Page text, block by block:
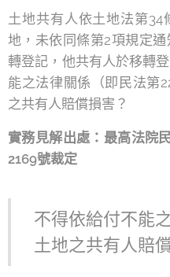
土地共有人依土地法第34
地，未依同條第2項規定
轉登記，他共有人於移轉
能之法律關係（即民法第
之共有人賠償損害？
實務見解出處：最高法院
2169號裁定
不得依給付不能
土地之共有人賠